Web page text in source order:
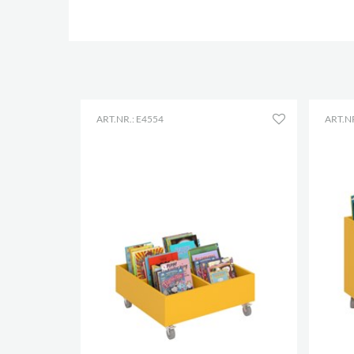
ART.NR.: E4554